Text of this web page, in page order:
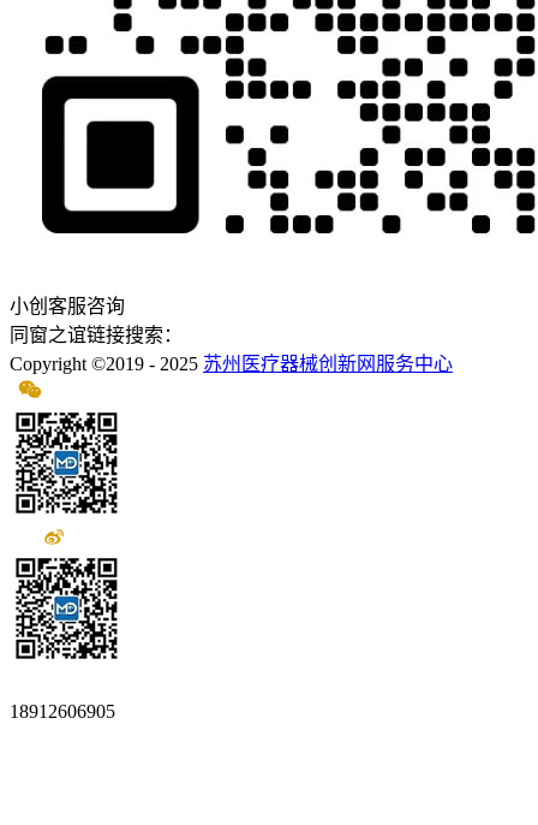
小创客服咨询
同窗之谊链接搜索：
Copyright ©2019 - 2025 苏州医疗器械创新网服务中心
18912606905